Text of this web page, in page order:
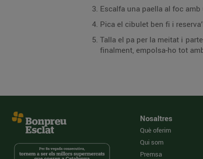
Escalfa una paella al foc
Pica el cibulet ben fi i
Talla el pa per la meitat i
finalment, empolsa-ho tot
Nosaltres
Què oferim
Qui som
Premsa